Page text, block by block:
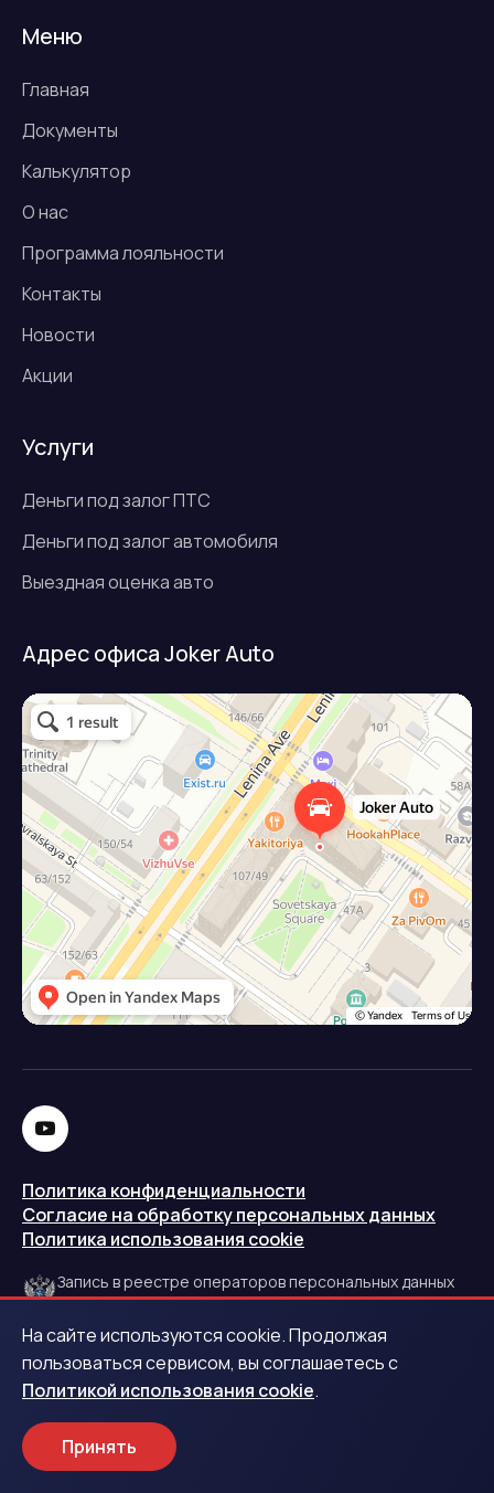
Меню
Главная
Документы
Калькулятор
О нас
Программа лояльности
Контакты
Новости
Акции
Услуги
Деньги под залог ПТС
Деньги под залог автомобиля
Выездная оценка авто
Адрес офиса Joker Auto
Джокер авто
Займ под залог авто в Подольске
Микрофинансовая организация в Подольске
Политика конфиденциальности
Согласие на обработку персональных данных
Политика использования cookie
Запись в реестре операторов персональных данных
РКН
Центральный банк Российской Федерации
Обращаем ваше внимание на то, что данный интернет-
сайт носит исключительно информационный характер и
ни при каких условиях не является публичной офертой.
На сайте используются cookie. Продолжая
пользоваться сервисом, вы соглашаетесь с
Политикой использования cookie.
Принять